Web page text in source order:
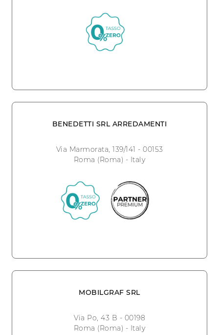
BENEDETTI SRL ARREDAMENTI
Via Marmorata, 139/141 - 00153
Roma (Roma) - Italy
MOBILGRAF SRL
Via Po, 43 B - 00198
Roma (Roma) - Italy